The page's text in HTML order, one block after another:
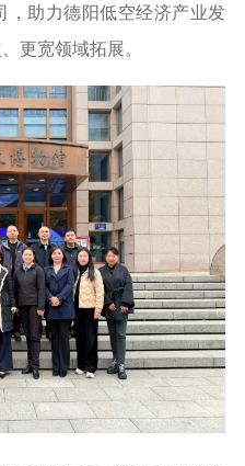
，助力德阳低空经济产业发
更宽领域拓展。